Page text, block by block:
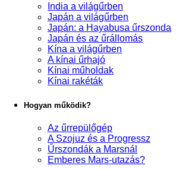
India a világűrben
Japán a világűrben
Japán: a Hayabusa űrszonda
Japán és az űrállomás
Kína a világűrben
A kínai űrhajó
Kínai műholdak
Kínai rakéták
Hogyan működik?
Az űrrepülőgép
A Szojuz és a Progressz
Űrszondák a Marsnál
Emberes Mars-utazás?